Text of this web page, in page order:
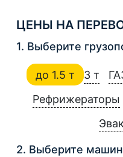
ЦЕНЫ НА
1. Выберите
до 1.5 т 3 т
Рефрижераторы
2. Выберите